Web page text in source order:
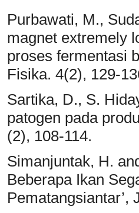
Purbawati, M.,
magnet extremely
proses fermentasi
Fisika. 4(2), 129-
Sartika, D., S.
patogen pada
(2), 108-114.
Simanjuntak, H.
Beberapa Ikan
Pematangsiantar’,